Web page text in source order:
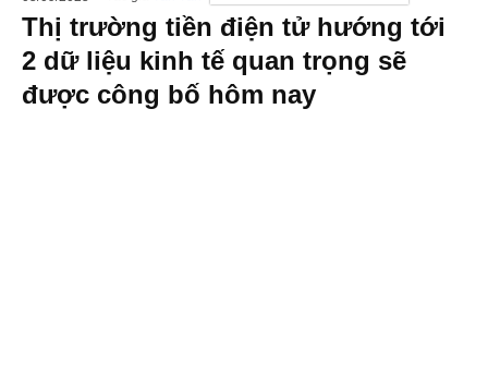
Thị trường tiền điện tử hướng tới
2 dữ liệu kinh tế quan trọng sẽ
được công bố hôm nay